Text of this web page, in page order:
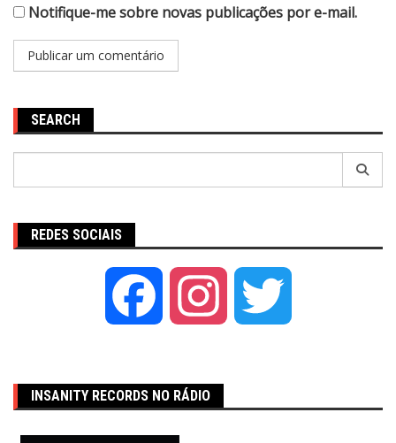
Notifique-me sobre novas publicações por e-mail.
SEARCH
REDES SOCIAIS
Facebook Instagram
INSANITY RECORDS NO RÁDIO